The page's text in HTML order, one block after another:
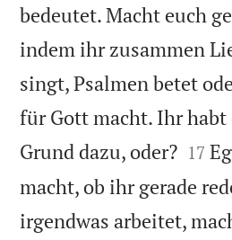
bedeutet. Macht euch
indem ihr zusammen
singt, Psalmen betet
für Gott macht. Ihr habt
Grund dazu, oder?
17
macht, ob ihr gerade
irgendwas arbeitet,